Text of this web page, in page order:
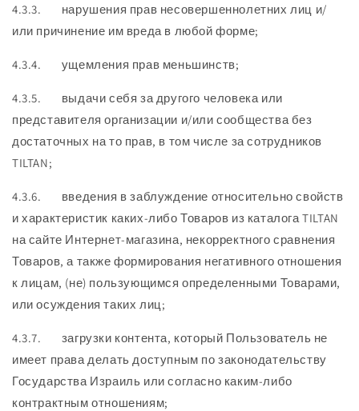
4.3.3. нарушения прав несовершеннолетних лиц и/
или причинение им вреда в любой форме;
4.3.4. ущемления прав меньшинств;
4.3.5. выдачи себя за другого человека или
представителя организации и/или сообщества без
достаточных на то прав, в том числе за сотрудников
TILTAN;
4.3.6. введения в заблуждение относительно свойств
и характеристик каких-либо Товаров из каталога TILTAN
на сайте Интернет-магазина, некорректного сравнения
Товаров, а также формирования негативного отношения
к лицам, (не) пользующимся определенными Товарами,
или осуждения таких лиц;
4.3.7. загрузки контента, который Пользователь не
имеет права делать доступным по законодательству
Государства Израиль или согласно каким-либо
контрактным отношениям;